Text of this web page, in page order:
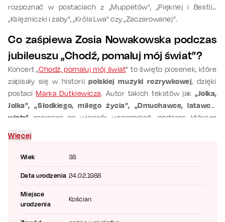
Wiek 38
Data urodzenia 24.02.1988
Miejsce
urodzenia
Kościan
rozpoznać w postaciach z „Muppetów”, „Pięknej i Bestii”,
„Księżniczki i żaby”, „Króla Lwa” czy „Zaczarowanej”.
Co zaśpiewa Zosia Nowakowska podczas
jubileuszu „Chodź, pomaluj mój świat”?
Koncert „Chodź, pomaluj mój świat” to święto piosenek, które
zapisały się w historiipolskiej muzyki rozrywkowej, dzięki
postaciMarka Dutkiewicza. Autor takich tekstów jak„Jolka,
Jolka”, „Słodkiego, miłego życia”, „Dmuchawce, latawce,
wiatr” zaprasza na wieczór wspomnień, podczas którego
Różnorodna paleta melodii, od nostalgicznych ballad po
energetyczne hity, zabrzmi w wykonaniu
Hanna Śleszyńska. Czy jesteście gotowi na
Więcej